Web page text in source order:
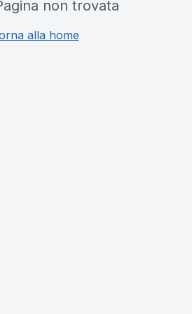
non trovata
alla home